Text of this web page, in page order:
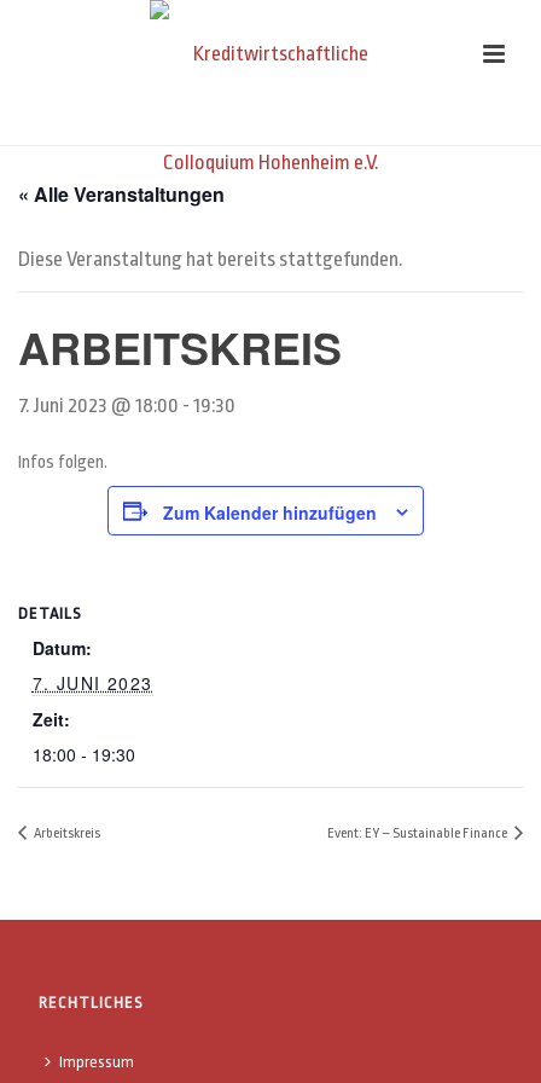
« Alle Veranstaltungen
Diese Veranstaltung hat bereits stattgefunden.
ARBEITSKREIS
7. Juni 2023 @ 18:00 - 19:30
Infos folgen.
Zum Kalender hinzufügen
DETAILS
Datum:
7. JUNI 2023
Zeit:
18:00 - 19:30
Arbeitskreis Event: EY – Sustainable Finance
RECHTLICHES
Impressum